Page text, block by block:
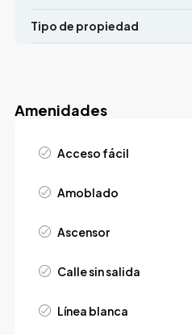
Tipo de propiedad
Amenidades
Acceso fácil
Amoblado
Ascensor
Calle sin salida
Línea blanca